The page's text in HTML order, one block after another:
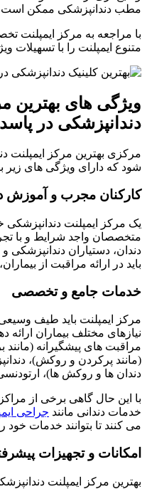
مطب دندانپزشکی ممکن است
با مراجعه به مرکز ایمپلنت
متنوع ایمپلنت را با
ویژگی های بهترین
دندانپزشکی در
مرکزی بهترین مرکز ایمپلنت
‌شود که دارای ویژگی‌ های زیر
کارکنان مجرب و آموزش
یک مرکز ایمپلنت دندانپزشکی
متخصصان واجد شرایط و با
دندان، دستیاران دندانپزشکی
باید در ارائه مراقبت از
خدمات جامع و تخصصی
مرکز ایمپلنت باید طیف
نیازهای مختلف بیماران
مراقبت های پیشگیرانه
(مانند پرکردن و روکش)،
دندان ها و روکش ها)،
با این حال گاهی برخی از
خدمات دندانی مانند جراحی
می کنند تا بتوانند خدمات خود
امکانات و تجهیزات
بهترین مرکز ایمپلنت